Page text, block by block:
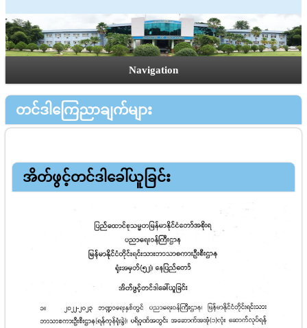
Navigation
တင်ဒါကြေညာချက်များ
အိတ်ဖွင့်တင်ဒါခေါ်ယူခြင်း